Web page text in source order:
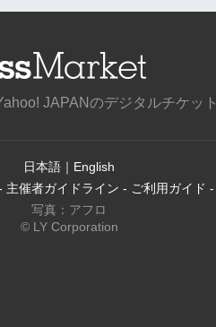
JAPANのデジタルチケット
日本語 ｜ English
主催者ガイドライン - ご利用ガイド -
写真：アフロ
© LY Corporation